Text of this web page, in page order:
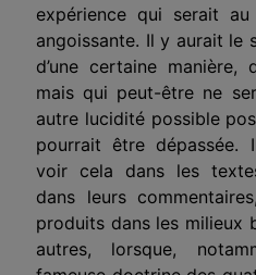
expérience qui serait
angoissante. Il y aurait le
d’une certaine
mais qui peut-être ne
autre lucidité possible
pourrait être dépassée.
voir cela dans les
dans leurs
produits dans les milieux
autres, lorsque,